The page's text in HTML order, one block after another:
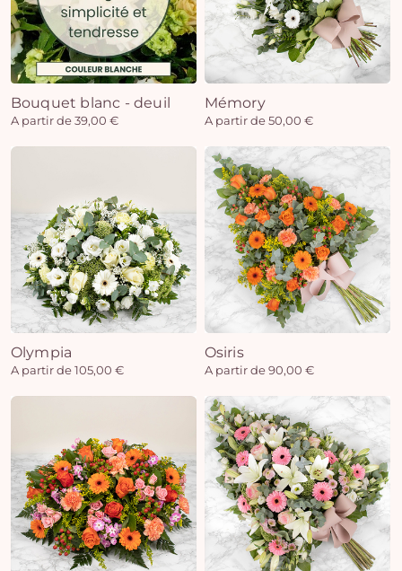
Bouquet blanc - deuil
A partir de 39,00 €
Mémory
A partir de 50,00 €
Olympia
A partir de 105,00 €
Osiris
A partir de 90,00 €